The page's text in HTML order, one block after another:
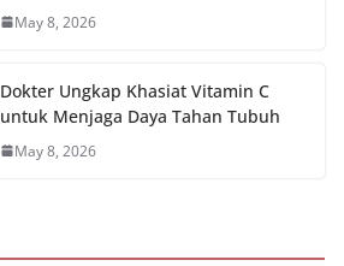
May 8, 2026
Dokter Ungkap Khasiat Vitamin C
untuk Menjaga Daya Tahan Tubuh
May 8, 2026